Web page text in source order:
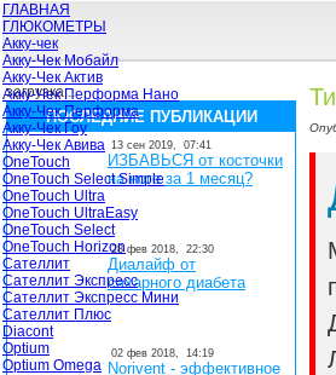
ГЛАВНАЯ
ГЛЮКОМЕТРЫ
Акку-чек
Акку-Чек Мобайл
Акку-Чек Актив
Акку-Чек Перформа Нано
Акку-Чек Перформа
Акку-Чек Гоу
Акку-Чек Авива
OneTouch
OneTouch Select Simple
OneTouch Ultra
OneTouch UltraEasy
OneTouch Select
OneTouch Horizon
Сателлит
Сателлит Экспресс
Сателлит Экспресс Мини
Сателлит Плюс
Diacont
Optium
Optium Omega
загрузка...
ПОСЛЕДНИЕ ПУБЛИКАЦИИ
13 сен 2019, 07:41
ИЗБАВЬСЯ от косточки
на ноге за 1 месяц?
28 фев 2018, 22:30
Диалайф от
сахарного диабета
02 фев 2018, 14:19
Norivent - эффективное